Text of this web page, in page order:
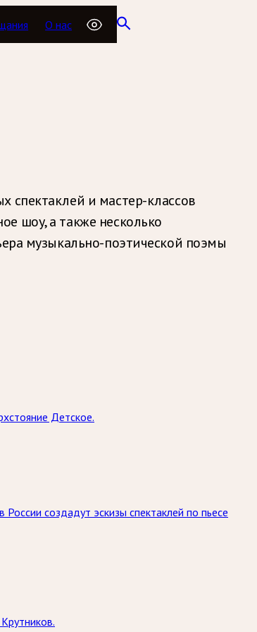
О нас
спектаклей и мастер-классов
шоу, а также несколько
музыкально-поэтической поэмы
Детское.
создадут эскизы спектаклей по пьесе